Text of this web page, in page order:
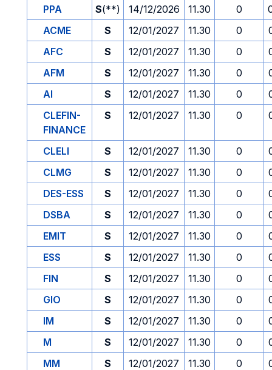
PPA
S(**) 14/12/2026 11.30 0
ACME
S 12/01/2027 11.30 0
AFC
S 12/01/2027 11.30 0
AFM
S 12/01/2027 11.30 0
AI
S 12/01/2027 11.30 0
CLEFIN-
FINANCE
S 12/01/2027 11.30 0
CLELI S 12/01/2027 11.30 0
CLMG
S 12/01/2027 11.30 0
DES-ESS
S 12/01/2027 11.30 0
DSBA
S 12/01/2027 11.30 0
EMIT
S 12/01/2027 11.30 0
ESS
S 12/01/2027 11.30 0
FIN
S 12/01/2027 11.30 0
GIO
S 12/01/2027 11.30 0
IM
S 12/01/2027 11.30 0
M
S 12/01/2027 11.30 0
MM
S 12/01/2027 11.30 0